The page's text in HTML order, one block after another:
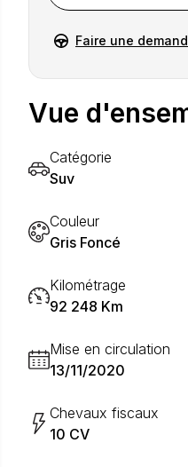
Faire une
Vue
Catégorie
Suv
Couleur
Gris Foncé
Kilométrage
92 248 Km
Mise en circulation
13/11/2020
Chevaux fiscaux
10 CV